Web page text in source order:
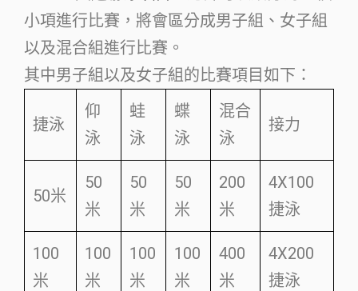
小項進行比賽，將會區分成男子組、女子組
以及混合組進行比賽。
其中男子組以及女子組的比賽項目如下：
捷泳
仰
泳
蛙
泳
蝶
泳
混合
泳
接力
50米
50
米
50
米
50
米
200
米
4X100
捷泳
100
米
100
米
100
米
100
米
400
米
4X200
捷泳